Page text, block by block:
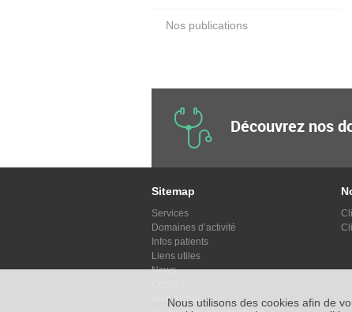
Nos publications
Découvrez nos
Nous utilisons des cookies afin de
Sitemap
Services
Domaines d’activité
Infos patients
Liens utiles
News
Aide alcool